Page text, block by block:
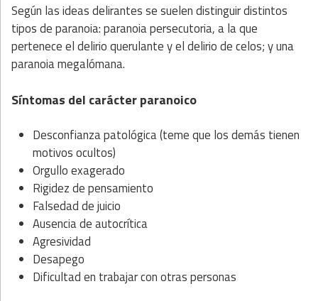
Según las ideas delirantes se suelen distinguir distintos
tipos de paranoia: paranoia persecutoria, a la que
pertenece el delirio querulante y el delirio de celos; y una
paranoia megalómana.
Síntomas del carácter paranoico
Desconfianza patológica (teme que los demás tienen
motivos ocultos)
Orgullo exagerado
Rigidez de pensamiento
Falsedad de juicio
Ausencia de autocrítica
Agresividad
Desapego
Dificultad en trabajar con otras personas